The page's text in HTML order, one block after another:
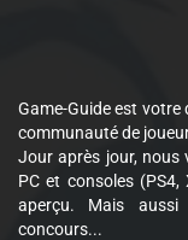
Game-Guide est votre
communauté de
Jour après jour, nous
PC et consoles
aperçu. Mais
concours...